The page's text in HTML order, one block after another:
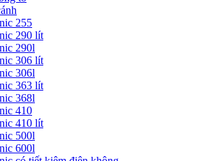
255
290 lít
290l
306 lít
306l
363 lít
368l
410
410 lít
500l
600l